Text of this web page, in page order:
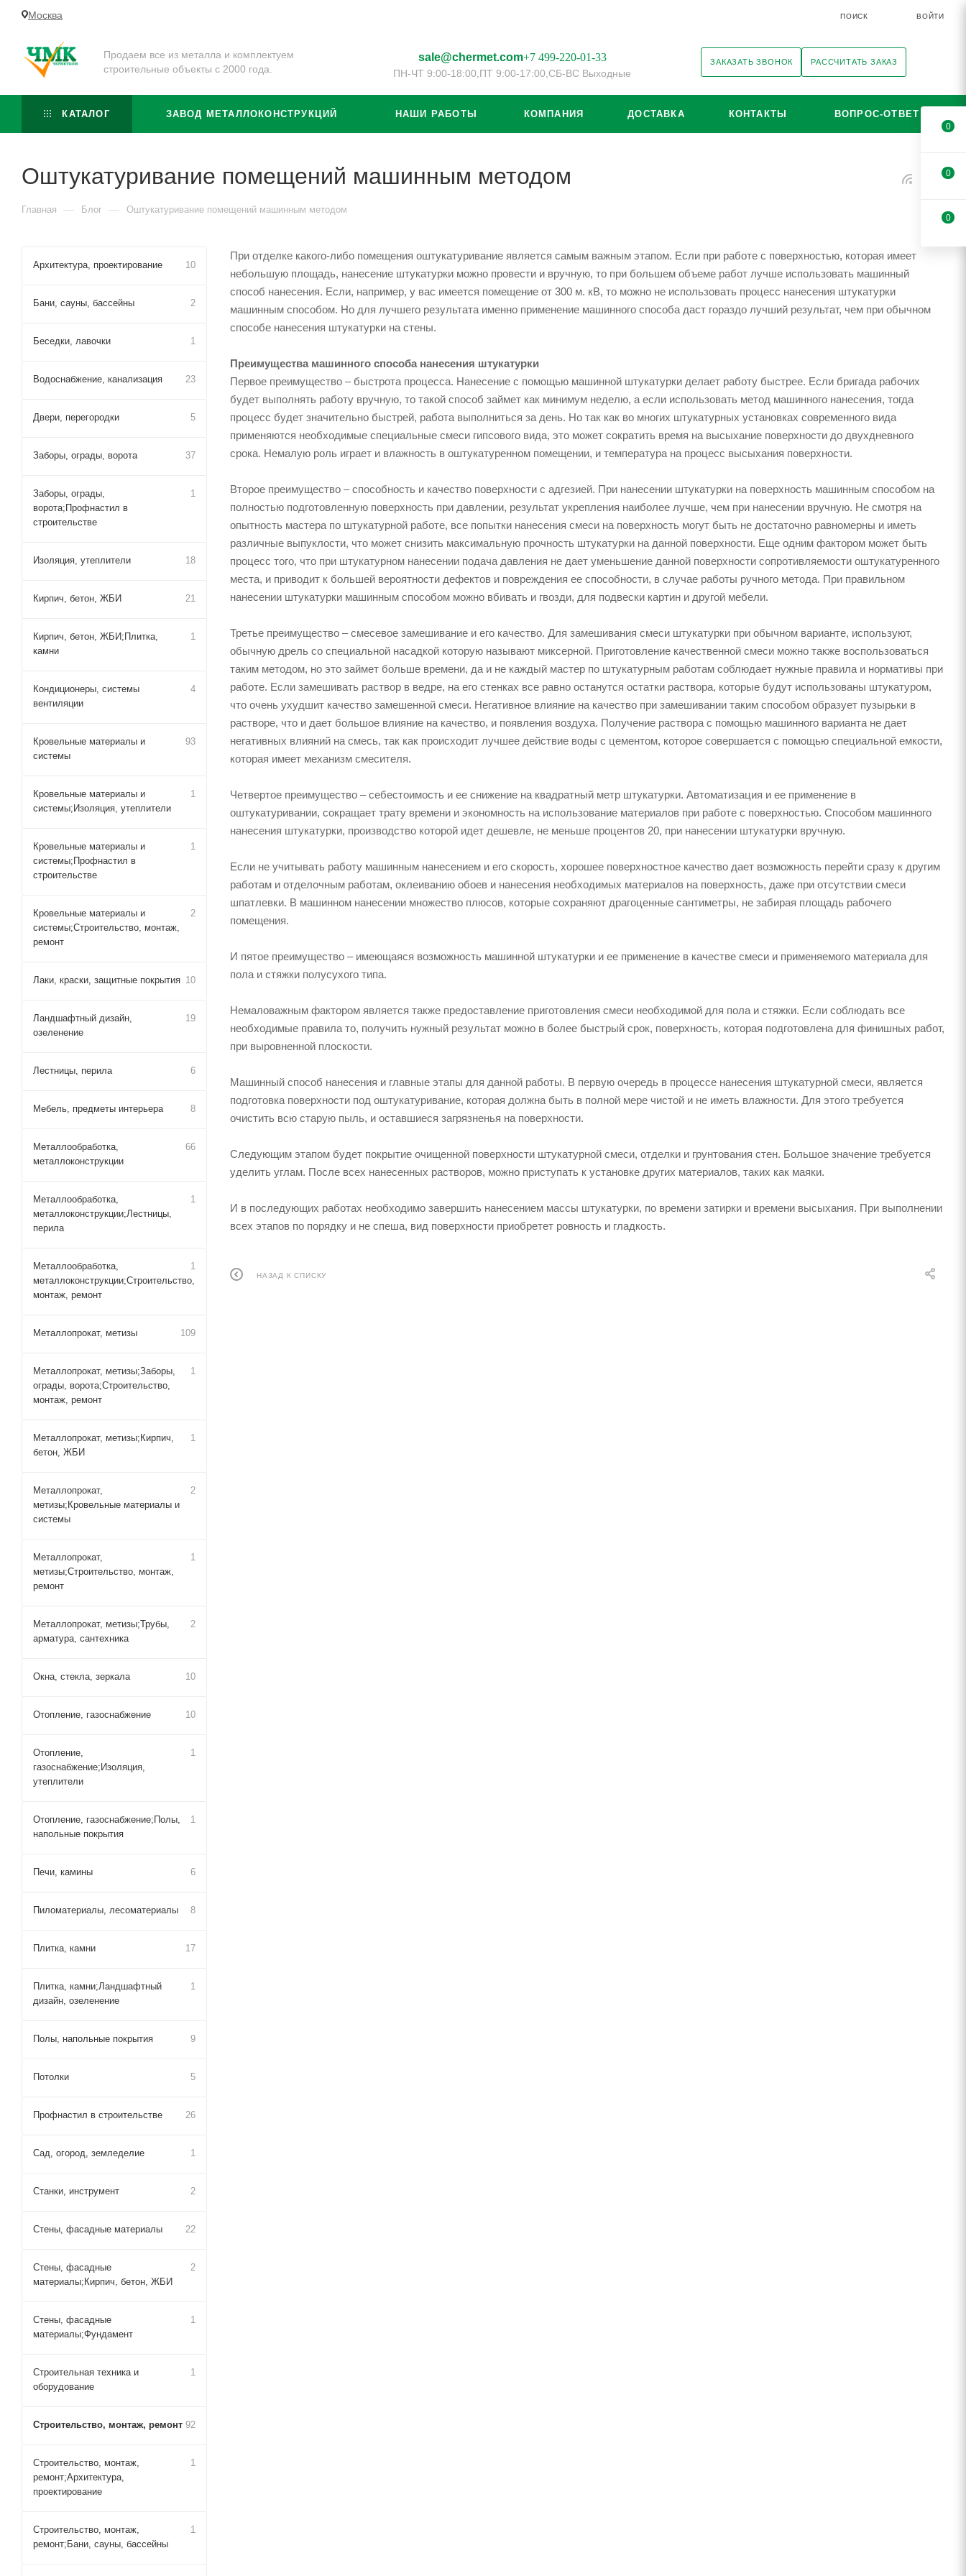
Москва ПОИСК ВОЙТИ
Продаем все из металла и комплектуем
строительные объекты с 2000 года.
sale@chermet.com+7 499-220-01-33
ПН-ЧТ 9:00-18:00, ПТ 9:00-17:00, СБ-ВС Выходные
ЗАКАЗАТЬ ЗВОНОК РАССЧИТАТЬ ЗАКАЗ
КАТАЛОГ ЗАВОД МЕТАЛЛОКОНСТРУКЦИЙ НАШИ РАБОТЫ КОМПАНИЯ ДОСТАВКА КОНТАКТЫ ВОПРОС-ОТВЕТ
Оштукатуривание помещений машинным методом
Главная — Блог — Оштукатуривание помещений машинным методом
При отделке какого-либо помещения оштукатуривание является самым важным этапом. Если при работе с поверхностью, которая имеет
небольшую площадь, нанесение штукатурки можно провести и вручную, то при большем объеме работ лучше использовать машинный
способ нанесения. Если, например, у вас имеется помещение от 300 м. кВ, то можно не использовать процесс нанесения штукатурки
машинным способом. Но для лучшего результата именно применение машинного способа даст гораздо лучший результат, чем при обычном
способе нанесения штукатурки на стены.
Преимущества машинного способа нанесения штукатурки
Первое преимущество – быстрота процесса. Нанесение с помощью машинной штукатурки делает работу быстрее. Если бригада рабочих
будет выполнять работу вручную, то такой способ займет как минимум неделю, а если использовать метод машинного нанесения, тогда
процесс будет значительно быстрей, работа выполниться за день. Но так как во многих штукатурных установках современного вида
применяются необходимые специальные смеси гипсового вида, это может сократить время на высыхание поверхности до двухдневного
срока. Немалую роль играет и влажность в оштукатуренном помещении, и температура на процесс высыхания поверхности.
Второе преимущество – способность и качество поверхности с адгезией. При нанесении штукатурки на поверхность машинным способом на
полностью подготовленную поверхность при давлении, результат укрепления наиболее лучше, чем при нанесении вручную. Не смотря на
опытность мастера по штукатурной работе, все попытки нанесения смеси на поверхность могут быть не достаточно равномерны и иметь
различные выпуклости, что может снизить максимальную прочность штукатурки на данной поверхности. Еще одним фактором может быть
процесс того, что при штукатурном нанесении подача давления не дает уменьшение данной поверхности сопротивляемости оштукатуренного
места, и приводит к большей вероятности дефектов и повреждения ее способности, в случае работы ручного метода. При правильном
нанесении штукатурки машинным способом можно вбивать и гвозди, для подвески картин и другой мебели.
Третье преимущество – смесевое замешивание и его качество. Для замешивания смеси штукатурки при обычном варианте, используют,
обычную дрель со специальной насадкой которую называют миксерной. Приготовление качественной смеси можно также воспользоваться
таким методом, но это займет больше времени, да и не каждый мастер по штукатурным работам соблюдает нужные правила и нормативы при
работе. Если замешивать раствор в ведре, на его стенках все равно останутся остатки раствора, которые будут использованы штукатуром,
что очень ухудшит качество замешенной смеси. Негативное влияние на качество при замешивании таким способом образует пузырьки в
растворе, что и дает большое влияние на качество, и появления воздуха. Получение раствора с помощью машинного варианта не дает
негативных влияний на смесь, так как происходит лучшее действие воды с цементом, которое совершается с помощью специальной емкости,
которая имеет механизм смесителя.
Четвертое преимущество – себестоимость и ее снижение на квадратный метр штукатурки. Автоматизация и ее применение в
оштукатуривании, сокращает трату времени и экономность на использование материалов при работе с поверхностью. Способом машинного
нанесения штукатурки, производство которой идет дешевле, не меньше процентов 20, при нанесении штукатурки вручную.
Если не учитывать работу машинным нанесением и его скорость, хорошее поверхностное качество дает возможность перейти сразу к другим
работам и отделочным работам, оклеиванию обоев и нанесения необходимых материалов на поверхность, даже при отсутствии смеси
шпатлевки. В машинном нанесении множество плюсов, которые сохраняют драгоценные сантиметры, не забирая площадь рабочего
помещения.
И пятое преимущество – имеющаяся возможность машинной штукатурки и ее применение в качестве смеси и применяемого материала для
пола и стяжки полусухого типа.
Немаловажным фактором является также предоставление приготовления смеси необходимой для пола и стяжки. Если соблюдать все
необходимые правила то, получить нужный результат можно в более быстрый срок, поверхность, которая подготовлена для финишных работ,
при выровненной плоскости.
Машинный способ нанесения и главные этапы для данной работы. В первую очередь в процессе нанесения штукатурной смеси, является
подготовка поверхности под оштукатуривание, которая должна быть в полной мере чистой и не иметь влажности. Для этого требуется
очистить всю старую пыль, и оставшиеся загрязненья на поверхности.
Следующим этапом будет покрытие очищенной поверхности штукатурной смеси, отделки и грунтования стен. Большое значение требуется
уделить углам. После всех нанесенных растворов, можно приступать к установке других материалов, таких как маяки.
И в последующих работах необходимо завершить нанесением массы штукатурки, по времени затирки и времени высыхания. При выполнении
всех этапов по порядку и не спеша, вид поверхности приобретет ровность и гладкость.
НАЗАД К СПИСКУ
Архитектура, проектирование 10
Бани, сауны, бассейны 2
Беседки, лавочки 1
Водоснабжение, канализация 23
Двери, перегородки 5
Заборы, ограды, ворота 37
Заборы, ограды,
ворота;Профнастил в
строительстве
1
Изоляция, утеплители 18
Кирпич, бетон, ЖБИ 21
Кирпич, бетон, ЖБИ;Плитка,
камни
1
Кондиционеры, системы
вентиляции
4
Кровельные материалы и
системы
93
Кровельные материалы и
системы;Изоляция, утеплители
1
Кровельные материалы и
системы;Профнастил в
строительстве
1
Кровельные материалы и
системы;Строительство, монтаж,
ремонт
2
Лаки, краски, защитные покрытия 10
Ландшафтный дизайн,
озеленение
19
Лестницы, перила 6
Мебель, предметы интерьера 8
Металлообработка,
металлоконструкции
66
Металлообработка,
металлоконструкции;Лестницы,
перила
1
Металлообработка,
металлоконструкции;Строительство,
монтаж, ремонт
1
Металлопрокат, метизы 109
Металлопрокат, метизы;Заборы,
ограды, ворота;Строительство,
монтаж, ремонт
1
Металлопрокат, метизы;Кирпич,
бетон, ЖБИ
1
Металлопрокат,
метизы;Кровельные материалы и
системы
2
Металлопрокат,
метизы;Строительство, монтаж,
ремонт
1
Металлопрокат, метизы;Трубы,
арматура, сантехника
2
Окна, стекла, зеркала 10
Отопление, газоснабжение 10
Отопление,
газоснабжение;Изоляция,
утеплители
1
Отопление, газоснабжение;Полы,
напольные покрытия
1
Печи, камины 6
Пиломатериалы, лесоматериалы 8
Плитка, камни 17
Плитка, камни;Ландшафтный
дизайн, озеленение
1
Полы, напольные покрытия 9
Потолки 5
Профнастил в строительстве 26
Сад, огород, земледелие 1
Станки, инструмент 2
Стены, фасадные материалы 22
Стены, фасадные
материалы;Кирпич, бетон, ЖБИ
2
Стены, фасадные
материалы;Фундамент
1
Строительная техника и
оборудование
1
Строительство, монтаж, ремонт 92
Строительство, монтаж,
ремонт;Архитектура,
проектирование
1
Строительство, монтаж,
ремонт;Бани, сауны, бассейны
1
0
0
0